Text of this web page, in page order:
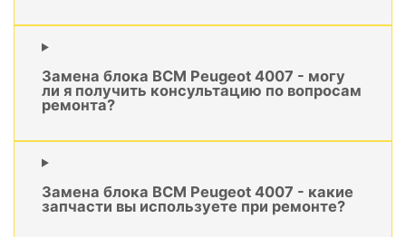
Замена блока BCM Peugeot 4007 - могу
ли я получить консультацию по вопросам
ремонта?
Замена блока BCM Peugeot 4007 - какие
запчасти вы используете при ремонте?